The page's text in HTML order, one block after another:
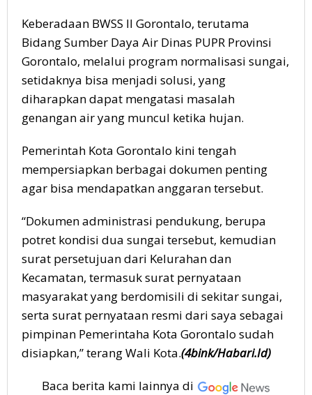
Keberadaan BWSS II Gorontalo, terutama
Bidang Sumber Daya Air Dinas PUPR Provinsi
Gorontalo, melalui program normalisasi sungai,
setidaknya bisa menjadi solusi, yang
diharapkan dapat mengatasi masalah
genangan air yang muncul ketika hujan.
Pemerintah Kota Gorontalo kini tengah
mempersiapkan berbagai dokumen penting
agar bisa mendapatkan anggaran tersebut.
“Dokumen administrasi pendukung, berupa
potret kondisi dua sungai tersebut, kemudian
surat persetujuan dari Kelurahan dan
Kecamatan, termasuk surat pernyataan
masyarakat yang berdomisili di sekitar sungai,
serta surat pernyataan resmi dari saya sebagai
pimpinan Pemerintaha Kota Gorontalo sudah
disiapkan,” terang Wali Kota.(4bink/Habari.Id)
Baca berita kami lainnya di